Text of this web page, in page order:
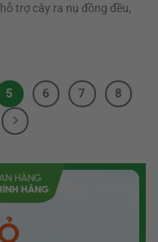
trợ cây ra nụ đồng đều,
5 6 7
8